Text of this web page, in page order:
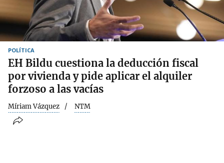
POLÍTICA
EH Bildu cuestiona la deducción fiscal
por vivienda y pide aplicar el alquiler
forzoso a las vacías
Míriam Vázquez NTM